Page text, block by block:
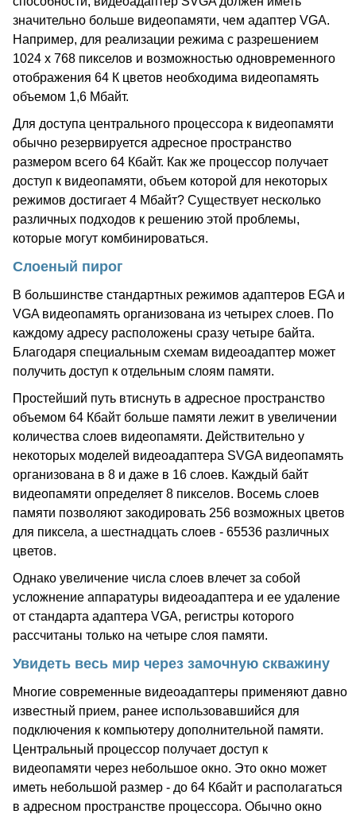
значительно больше видеопамяти, чем адаптер VGA.
Например, для реализации режима с разрешением
1024 x 768 пикселов и возможностью одновременного
отображения 64 К цветов необходима видеопамять
объемом 1,6 Мбайт.
Для доступа центрального процессора к видеопамяти
обычно резервируется адресное пространство
размером всего 64 Кбайт. Как же процессор получает
доступ к видеопамяти, объем которой для некоторых
режимов достигает 4 Мбайт? Существует несколько
различных подходов к решению этой проблемы,
которые могут комбинироваться.
Слоеный пирог
В большинстве стандартных режимов адаптеров EGA и
VGA видеопамять организована из четырех слоев. По
каждому адресу расположены сразу четыре байта.
Благодаря специальным схемам видеоадаптер может
получить доступ к отдельным слоям памяти.
Простейший путь втиснуть в адресное пространство
объемом 64 Кбайт больше памяти лежит в увеличении
количества слоев видеопамяти. Действительно у
некоторых моделей видеоадаптера SVGA видеопамять
организована в 8 и даже в 16 слоев. Каждый байт
видеопамяти определяет 8 пикселов. Восемь слоев
памяти позволяют закодировать 256 возможных цветов
для пиксела, а шестнадцать слоев - 65536 различных
цветов.
Однако увеличение числа слоев влечет за собой
усложнение аппаратуры видеоадаптера и ее удаление
от стандарта адаптера VGA, регистры которого
рассчитаны только на четыре слоя памяти.
Увидеть весь мир через замочную скважину
Многие современные видеоадаптеры применяют давно
известный прием, ранее использовавшийся для
подключения к компьютеру дополнительной памяти.
Центральный процессор получает доступ к
видеопамяти через небольшое окно. Это окно может
иметь небольшой размер - до 64 Кбайт и располагаться
в адресном пространстве процессора. Обычно окно